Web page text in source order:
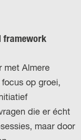
framework
met Almere
op groei,
die er écht
maar door